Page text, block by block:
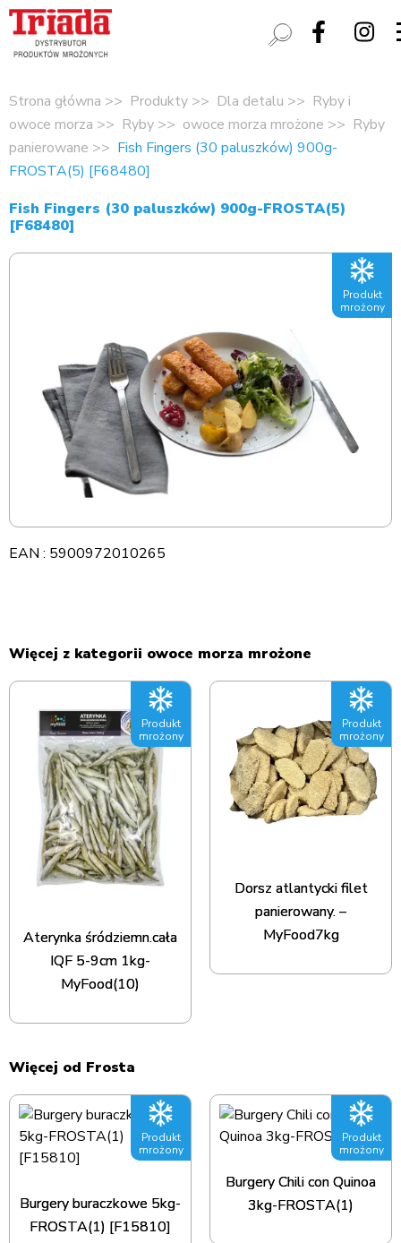
Strona główna Produkty Dla detalu
Ryby i
owoce morza
Ryby owoce morza mrożone
Ryby
panierowane
Fish Fingers (30 paluszków) 900g-
FROSTA(5) [F68480]
Fish Fingers (30 paluszków) 900g-FROSTA(5)
[F68480]
Produkt
mrożony
EAN : 5900972010265
Więcej z kategorii owoce morza mrożone
Produkt
mrożony
Aterynka śródziemn.cała
IQF 5-9cm 1kg-
MyFood(10)
Produkt
mrożony
Dorsz atlantycki filet
panierowany. –
MyFood7kg
Więcej od Frosta
Produkt
mrożony
Burgery buraczkowe 5kg-
FROSTA(1) [F15810]
Produkt
mrożony
Burgery Chili con Quinoa
3kg-FROSTA(1)